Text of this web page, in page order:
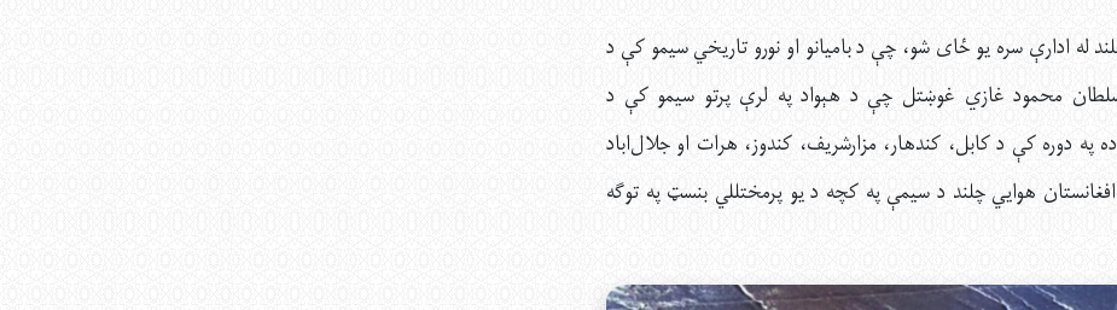
له ادارې سره يو ځای شو، چې د باميانو او نورو تاریخي سیمو کې د
سلطان محمود غازي غوښتل چې د هېواد په لرې پرتو سیمو کې د
دوره کې د کابل، کندهار، مزارشریف، کندوز، هرات او جلال‌اباد
هوايي چلند د سيمې په کچه د يو پرمختللي بنسټ په توګه